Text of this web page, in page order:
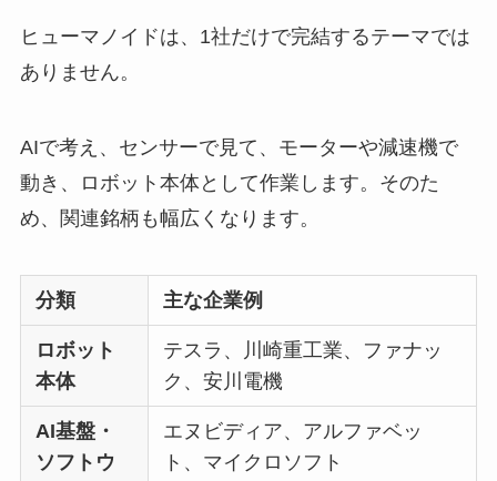
ヒューマノイドは、1社だけで完結するテーマでは
ありません。
AIで考え、センサーで見て、モーターや減速機で
動き、ロボット本体として作業します。そのた
め、関連銘柄も幅広くなります。
分類 主な企業例
ロボット
本体
テスラ、川崎重工業、ファナッ
ク、安川電機
AI基盤・
ソフトウ
エヌビディア、アルファベッ
ト、マイクロソフト